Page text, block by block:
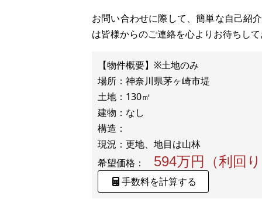
お問い合わせに際して、簡単な自己紹
は皆様からのご連絡を心よりお待ちし
【物件概要】※土地のみ
場所：神奈川県茅ヶ崎市堤
土地：130㎡
建物：なし
構造：
希望価格：
594万円（利回
手数料を計算する